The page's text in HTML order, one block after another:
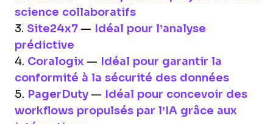
science collaboratifs
3. Site24x7 —
Idéal pour l’analyse
prédictive
4. Coralogix —
Idéal pour garantir la
conformité à la sécurité des données
5. PagerDuty —
Idéal pour concevoir des
workflows propulsés par l’IA grâce aux